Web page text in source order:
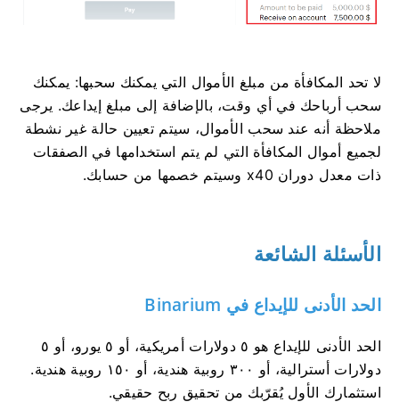
لا تحد المكافأة من مبلغ الأموال التي يمكنك سحبها: يمكنك
سحب أرباحك في أي وقت، بالإضافة إلى مبلغ إيداعك. يرجى
ملاحظة أنه عند سحب الأموال، سيتم تعيين حالة غير نشطة
لجميع أموال المكافأة التي لم يتم استخدامها في الصفقات
ذات معدل دوران x40 وسيتم خصمها من حسابك.
الأسئلة الشائعة
الحد الأدنى للإيداع في Binarium
الحد الأدنى للإيداع هو ٥ دولارات أمريكية، أو ٥ يورو، أو ٥
دولارات أسترالية، أو ٣٠٠ روبية هندية، أو ١٥٠ روبية هندية.
استثمارك الأول يُقرّبك من تحقيق ربح حقيقي.